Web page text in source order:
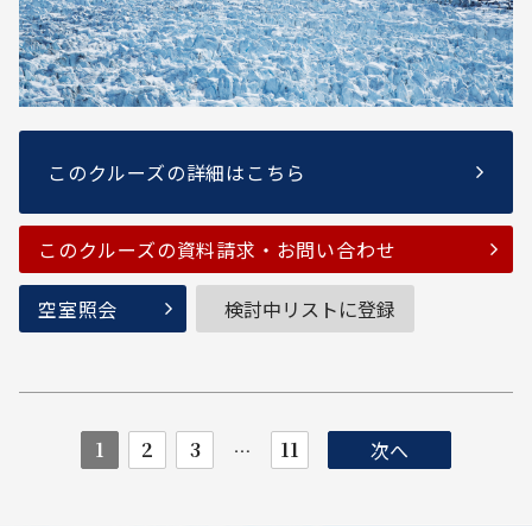
このクルーズの詳細はこちら
このクルーズの資料請求・お問い合わせ
空室照会 検討中リストに登録
1 2 3 … 11 次へ